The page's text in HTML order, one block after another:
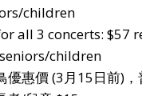
children
all 3 concerts: $57
children
優惠價 (3月15日前)，